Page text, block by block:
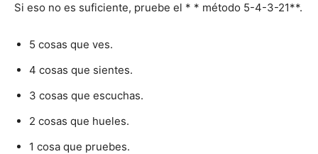
Si eso no es suficiente, pruebe el * * método 5-4-3-21**.
5 cosas que ves.
4 cosas que sientes.
3 cosas que escuchas.
2 cosas que hueles.
1 cosa que pruebes.